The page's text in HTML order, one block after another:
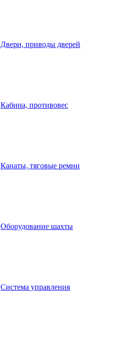
Двери, приводы дверей
Кабина, противовес
Канаты, тяговые ремни
Оборудование шахты
Система управления